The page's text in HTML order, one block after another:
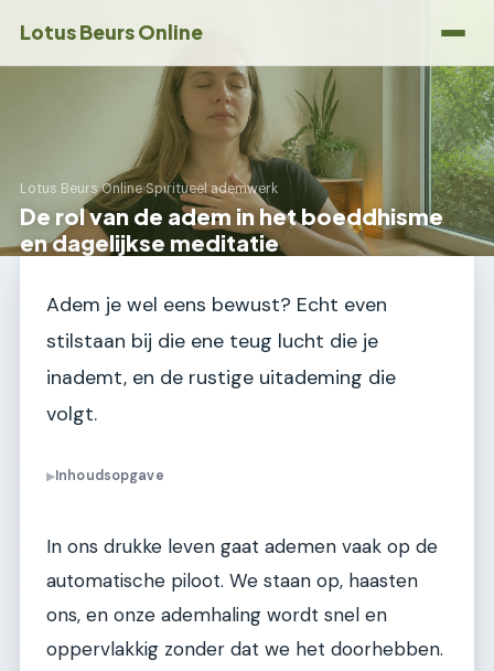
Lotus Beurs Online
Lotus Beurs Online›Spiritueel ademwerk
De rol van de adem in het boeddhisme
en dagelijkse meditatie
Adem je wel eens bewust? Echt even
stilstaan bij die ene teug lucht die je
inademt, en de rustige uitademing die
volgt.
▶Inhoudsopgave
In ons drukke leven gaat ademen vaak op de
automatische piloot. We staan op, haasten
ons, en onze ademhaling wordt snel en
oppervlakkig zonder dat we het doorhebben.